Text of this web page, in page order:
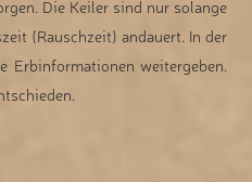
Die Keiler sind nur solange
(Rauschzeit) andauert. In der
Erbinformationen weitergeben.